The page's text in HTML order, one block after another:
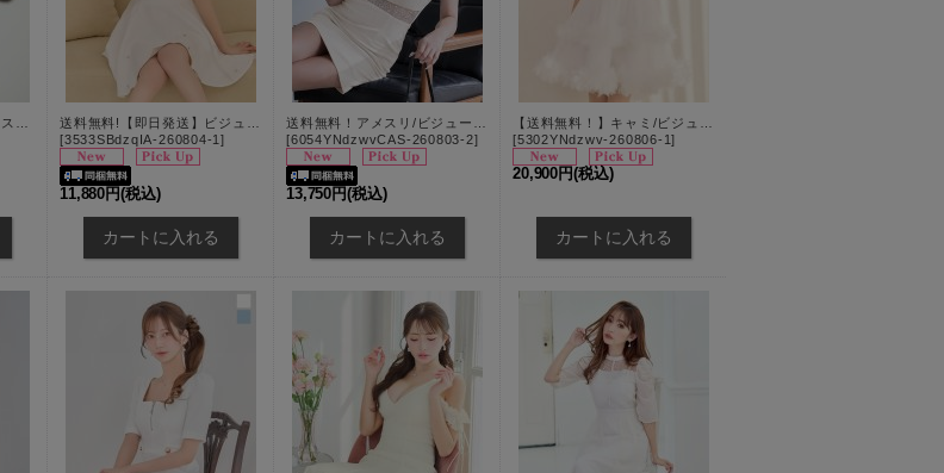
[3533SBdzqIA-260804-1]
11,880円(税込)
[6054YNdzwvCAS-260803-2]
13,750円(税込)
[5302YNdzwv-260806-1]
20,900円(税込)